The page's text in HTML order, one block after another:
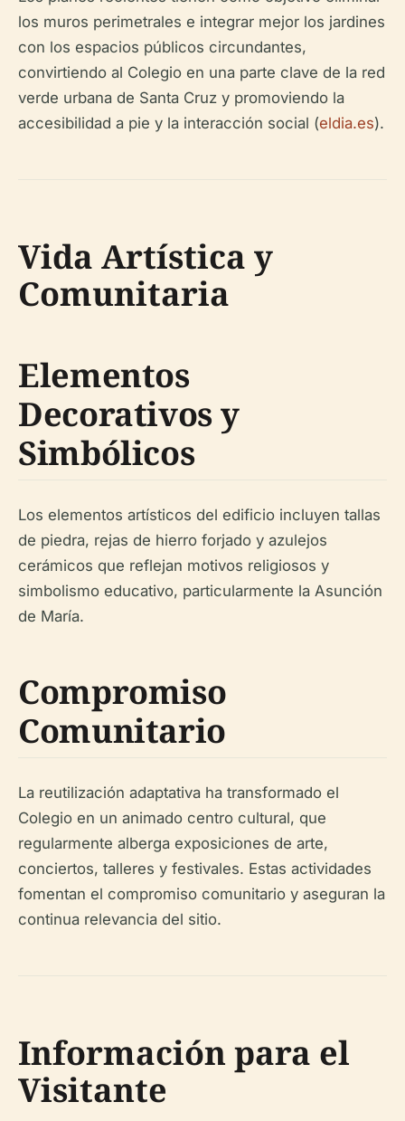
los muros perimetrales e integrar mejor los jardines
con los espacios públicos circundantes,
convirtiendo al Colegio en una parte clave de la red
verde urbana de Santa Cruz y promoviendo la
accesibilidad a pie y la interacción social (eldia.es).
Vida Artística y
Comunitaria
Elementos
Decorativos y
Simbólicos
Los elementos artísticos del edificio incluyen tallas
de piedra, rejas de hierro forjado y azulejos
cerámicos que reflejan motivos religiosos y
simbolismo educativo, particularmente la Asunción
de María.
Compromiso
Comunitario
La reutilización adaptativa ha transformado el
Colegio en un animado centro cultural, que
regularmente alberga exposiciones de arte,
conciertos, talleres y festivales. Estas actividades
fomentan el compromiso comunitario y aseguran la
continua relevancia del sitio.
Información para el
Visitante